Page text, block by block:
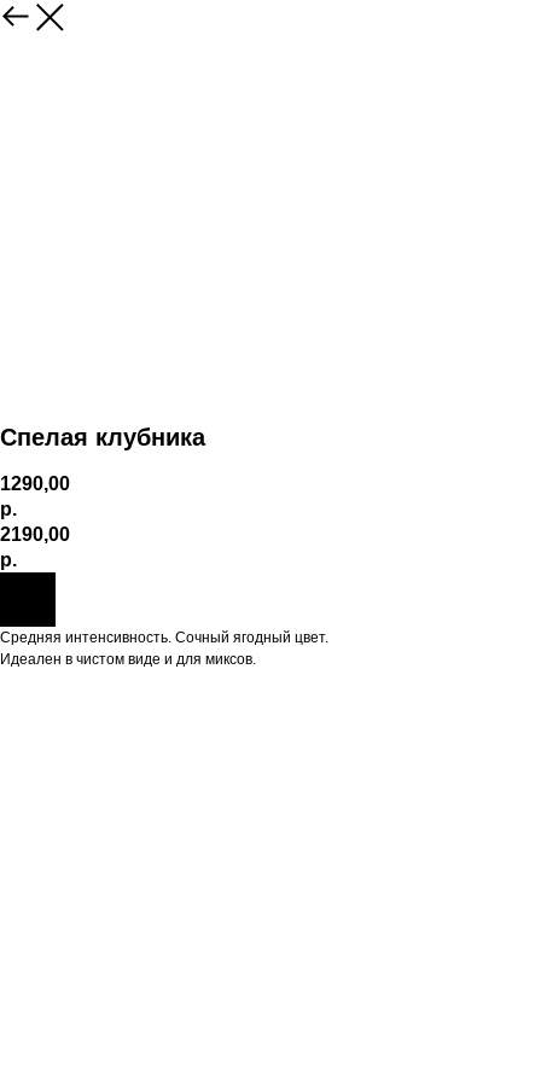
Спелая клубника
1290,00
р.
2190,00
р.
Средняя интенсивность. Сочный ягодный цвет.
Идеален в чистом виде и для миксов.